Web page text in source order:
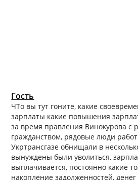
Гость
ЧТо вы тут гоните, какие
зарплаты какие повышения
за время правления Винокурова с
гражданством, рядовые люди
Укртрансгазе обнищали в
вынуждены были уволиться,
выплачивается, постоянно какие
накопление задолженностей,